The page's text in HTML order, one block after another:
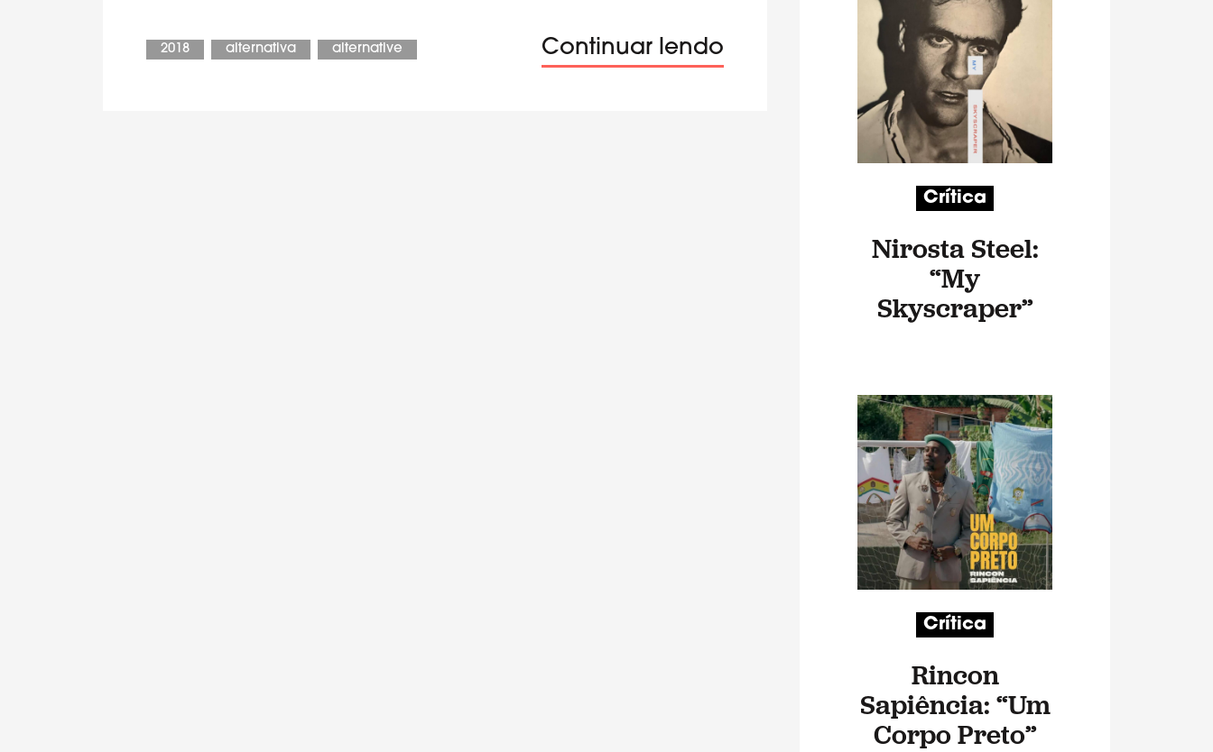
2018 alternativa alternative Continuar lendo
Crítica
Nirosta Steel:
“My
Skyscraper”
Crítica
Rincon
Sapiência: “Um
Corpo Preto”